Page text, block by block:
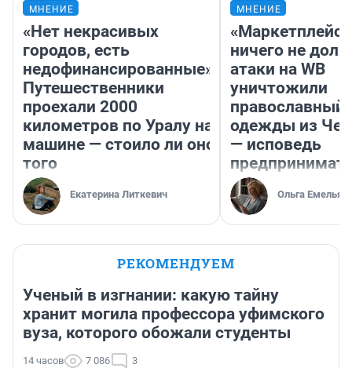
МНЕНИЕ
«Нет некрасивых
городов, есть
недофинансированные».
Путешественники
проехали 2000
километров по Уралу на
машине — стоило ли оно
того
Екатерина Литкевич
МНЕНИЕ
«Маркетплейс
ничего не
атаки на WB
уничтожили
православный
одежды из
— исповедь
Ольга
РЕКОМЕНДУЕМ
Ученый в изгнании: какую тайну
хранит могила профессора уфимского
вуза, которого обожали студенты
14 часов 7 086 3